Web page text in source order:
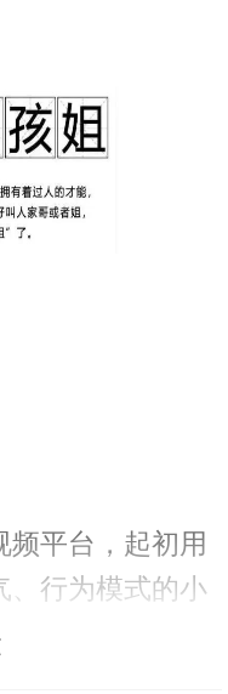
平台，起初用
、行为模式的小
口吻谈“投资